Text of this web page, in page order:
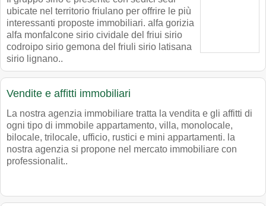
ubicate nel territorio friulano per offrire le più
interessanti proposte immobiliari. alfa gorizia
alfa monfalcone sirio cividale del friui sirio
codroipo sirio gemona del friuli sirio latisana
sirio lignano..
Vendite e affitti immobiliari
La nostra agenzia immobiliare tratta la vendita e gli affitti di
ogni tipo di immobile appartamento, villa, monolocale,
bilocale, trilocale, ufficio, rustici e mini appartamenti. la
nostra agenzia si propone nel mercato immobiliare con
professionalit..